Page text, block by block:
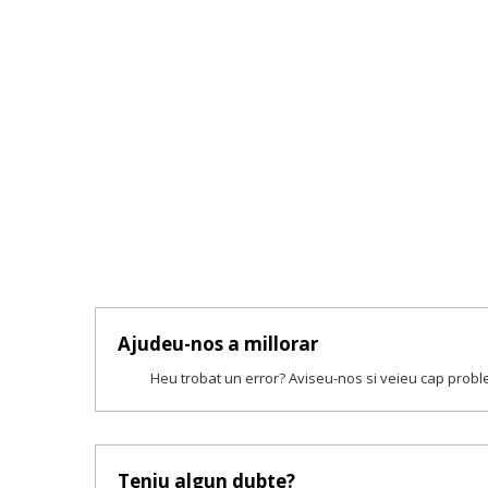
Ajudeu-nos a millorar
Heu trobat un error? Aviseu-nos si veieu cap
Teniu algun dubte?